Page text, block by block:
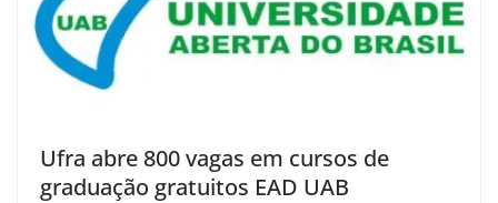
Ufra abre 800 vagas em cursos de
graduação gratuitos EAD UAB